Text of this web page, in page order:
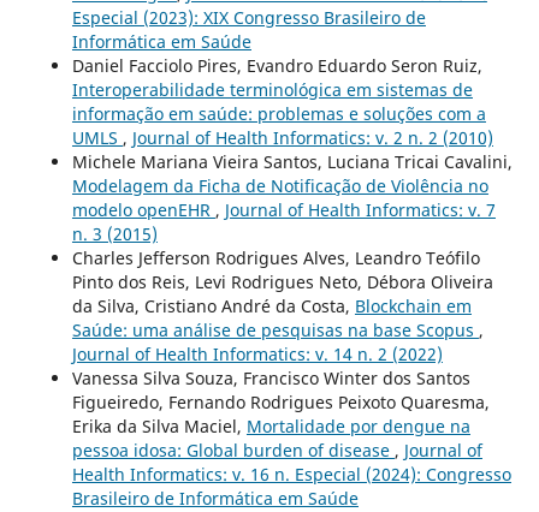
Especial (2023): XIX Congresso Brasileiro de
Informática em Saúde
Daniel Facciolo Pires, Evandro Eduardo Seron Ruiz,
Interoperabilidade terminológica em sistemas de
informação em saúde: problemas e soluções com a
UMLS , Journal of Health Informatics: v. 2 n. 2 (2010)
Michele Mariana Vieira Santos, Luciana Tricai Cavalini,
Modelagem da Ficha de Notificação de Violência no
modelo openEHR , Journal of Health Informatics: v. 7
n. 3 (2015)
Charles Jefferson Rodrigues Alves, Leandro Teófilo
Pinto dos Reis, Levi Rodrigues Neto, Débora Oliveira
da Silva, Cristiano André da Costa, Blockchain em
Saúde: uma análise de pesquisas na base Scopus ,
Journal of Health Informatics: v. 14 n. 2 (2022)
Vanessa Silva Souza, Francisco Winter dos Santos
Figueiredo, Fernando Rodrigues Peixoto Quaresma,
Erika da Silva Maciel, Mortalidade por dengue na
pessoa idosa: Global burden of disease , Journal of
Health Informatics: v. 16 n. Especial (2024): Congresso
Brasileiro de Informática em Saúde